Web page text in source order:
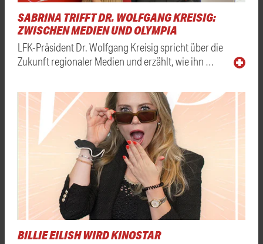
SABRINA TRIFFT DR. WOLFGANG KREISIG:
ZWISCHEN MEDIEN UND OLYMPIA
LFK-Präsident Dr. Wolfgang Kreisig spricht über die
Zukunft regionaler Medien und erzählt, wie ihn …
BILLIE EILISH WIRD KINOSTAR